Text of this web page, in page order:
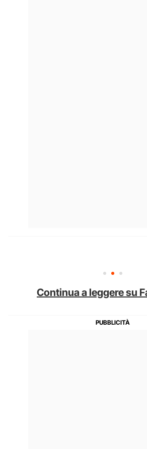
Continua a leggere su